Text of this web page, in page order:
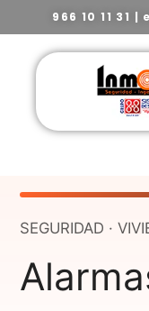
966 10 11 31 |
SEGURIDAD ·